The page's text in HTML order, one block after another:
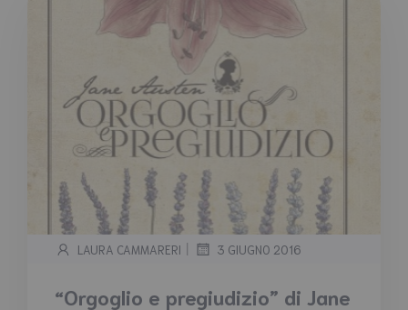
LAURA CAMMARERI | 3 GIUGNO 2016
“Orgoglio e pregiudizio” di Jane